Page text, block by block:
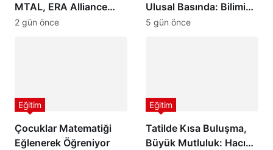
MTAL, ERA Alliance
Avrupa Eğitim Ağına
2 gün önce
Ulusal Basında: Bilimin
Işığında Geleceğe Güçlü
5 gün önce
Çocuklar Matematiği
Eğlenerek Öğreniyor
Eğitim
Tatilde Kısa Buluşma,
Büyük Mutluluk: Hacı
Eğitim